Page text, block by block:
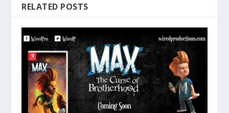
RELATED POSTS